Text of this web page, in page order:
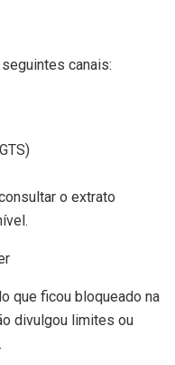
canais:
o extrato
que ficou bloqueado na
divulgou limites ou